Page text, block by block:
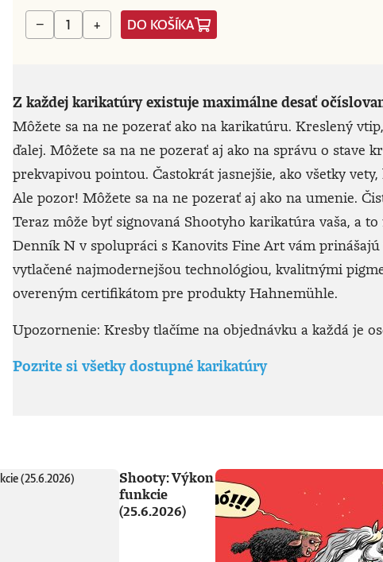
− + DO KOŠÍKA
Z každej karikatúry existuje maximálne desať
Môžete sa na ne pozerať ako na karikatúru. Kreslený
ďalej. Môžete sa na ne pozerať aj ako na správu o stave
prekvapivou pointou. Častokrát jasnejšie, ako všetky
Ale pozor! Môžete sa na ne pozerať aj ako na umenie.
Teraz môže byť signovaná Shootyho karikatúra vaša, a
Denník N v spolupráci s Kanovits Fine Art vám
vytlačené najmodernejšou technológiou, kvalitnými
overeným certifikátom pre produkty Hahnemühle.
Upozornenie: Kresby tlačíme na objednávku a každá je
Pozrite si všetky dostupné karikatúry
Shooty: Výkon
funkcie
(25.6.2026)